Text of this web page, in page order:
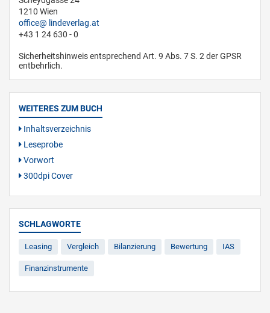
1210 Wien
office
lindeverlag.at
+43 1 24 630 - 0
Sicherheitshinweis entsprechend Art. 9 Abs. 7 S. 2 der GPSR
entbehrlich.
WEITERES ZUM BUCH
Inhaltsverzeichnis
Leseprobe
Vorwort
300dpi Cover
SCHLAGWORTE
Leasing Vergleich Bilanzierung Bewertung IAS
Finanzinstrumente